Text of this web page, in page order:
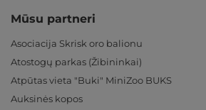
Mūsu partneri
Asociacija Skrisk oro balionu
Atostogų parkas (Žibininkai)
Atpūtas vieta "Buki" MiniZoo BUKS
Auksinės kopos